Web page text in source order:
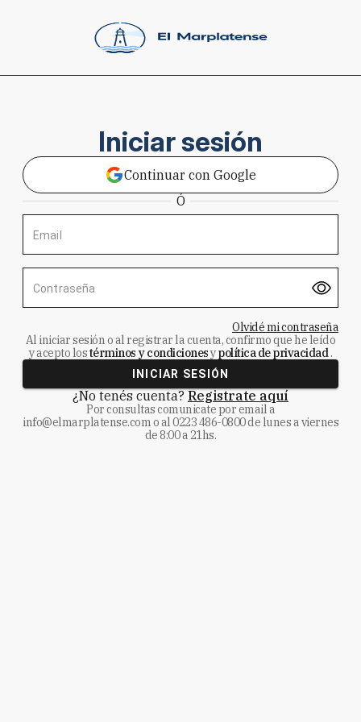
Iniciar sesión
Continuar con Google
Ó
Email
Contraseña
Olvidé mi contraseña
Al iniciar sesión o al registrar la cuenta, confirmo que he leído
y acepto lostérminos y condicionesypolítica de privacidad.
INICIAR SESIÓN
¿No tenés cuenta? Registrate aquí
Por consultas comunicate por email a
info@elmarplatense.como al0223 486-0800de lunes a viernes
de 8:00 a 21hs.